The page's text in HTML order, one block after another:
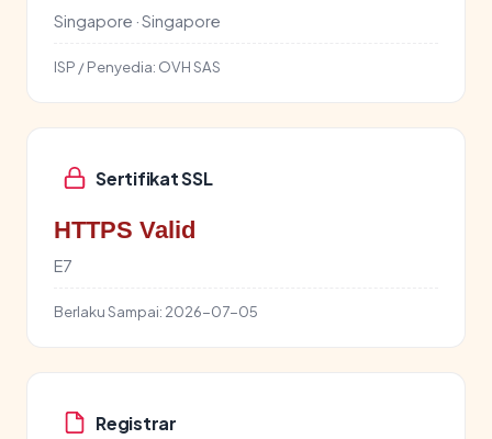
Singapore · Singapore
ISP / Penyedia: OVH SAS
Sertifikat SSL
HTTPS Valid
E7
Berlaku Sampai: 2026-07-05
Registrar